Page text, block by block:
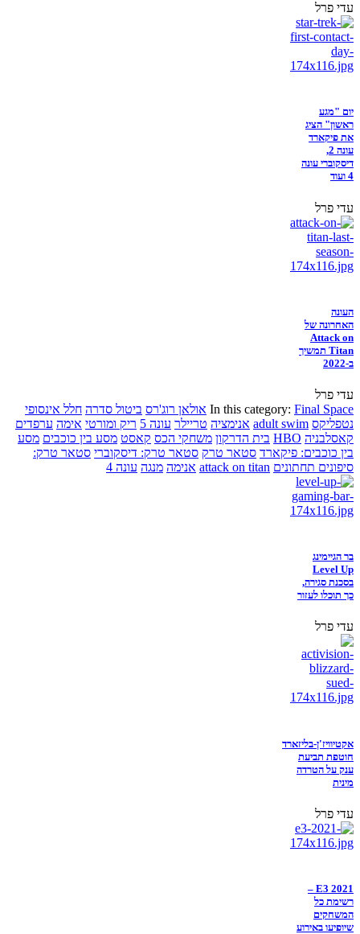
עדי פרל
יום "מגע
ראשון" הציג
את פיקארד
עונה 2,
דיסקוברי עונה
4 ועוד
עדי פרל
העונה
האחרונה של
Attack on
Titan תמשיך
ב-2022
עדי פרל
In this category: Final Space אולאן רוג'רס ביטול סדרה חלל אינסופי
נטפליקס adult swim אנימציה טריילר עונה 5 ריק ומורטי אימה ערפדים
קאסלבניה HBO בית הדרקון משחקי הכס קאסט מסע בין כוכבים מסע
בין כוכבים: פיקארד סטאר טרק סטאר טרק: דיסקוברי סטאר טרק:
סיפונים תחתונים attack on titan אנימה מנגה עונה 4
בר הגיימינג
Level Up
בסכנת סגירה,
כך תוכלו לעזור
עדי פרל
אקטיוויז'ן-בליזארד
חוטפת תביעת
ענק על הטרדה
מינית
עדי פרל
E3 2021 –
רשימת כל
המשחקים
שיופיעו באירוע